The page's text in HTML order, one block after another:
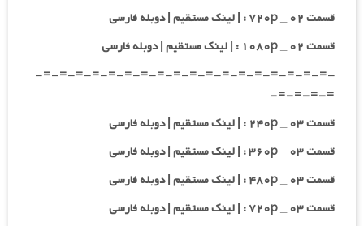
قسمت ۰۲ _ ۷۲۰p : | لینک مستقیم | دوبله فارسی
قسمت ۰۲ _ ۱۰۸۰p : | لینک مستقیم | دوبله فارسی
-=-=-=-=-=-=-=-=-=-=-=-=-=-=-=-=-=-=-
=-=-=-=-
قسمت ۰۳ _ ۲۴۰p : | لینک مستقیم | دوبله فارسی
قسمت ۰۳ _ ۳۶۰p : | لینک مستقیم | دوبله فارسی
قسمت ۰۳ _ ۴۸۰p : | لینک مستقیم | دوبله فارسی
قسمت ۰۳ _ ۷۲۰p : | لینک مستقیم | دوبله فارسی